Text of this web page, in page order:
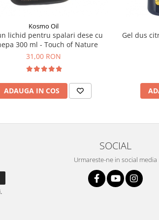
Kosmo Oil
lichid pentru spalari dese cu
300 ml - Touch of Nature
31,00 RON
ADAUGA IN COS
Gel dus
SOCIAL
Urmareste-ne in social media